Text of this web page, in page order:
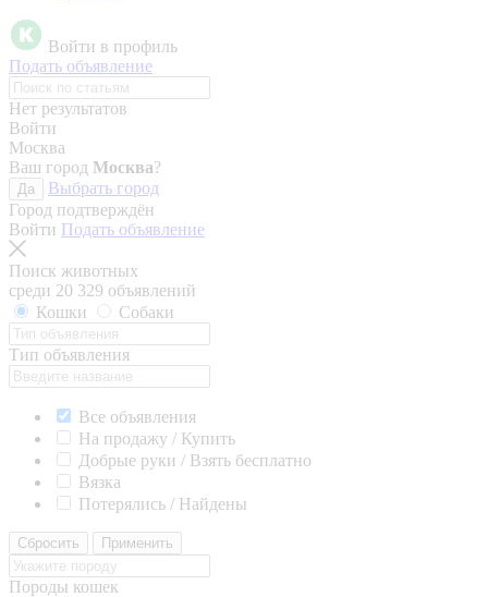
Войти в профиль
Подать объявление
Нет результатов
Войти
Москва
Ваш город Москва?
Да
Выбрать город
Город подтверждён
Войти Подать объявление
Поиск животных
среди 20 329 объявлений
Кошки
Собаки
Тип объявления
Все объявления
На продажу / Купить
Добрые руки / Взять бесплатно
Вязка
Потерялись / Найдены
Сбросить Применить
Породы кошек